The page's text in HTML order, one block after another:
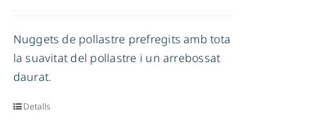
Nuggets de pollastre prefregits amb tota
la suavitat del pollastre i un arrebossat
daurat.
Detalls